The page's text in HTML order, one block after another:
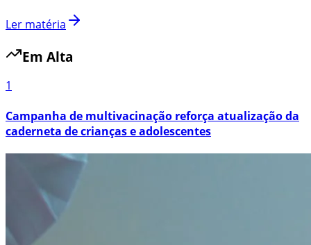
Ler matéria
Em Alta
1
Campanha de multivacinação reforça atualização da
caderneta de crianças e adolescentes